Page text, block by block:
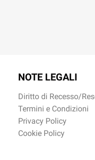
NOTE LEGALI
Diritto di Recesso/
Termini e Condizioni
Privacy Policy
Cookie Policy